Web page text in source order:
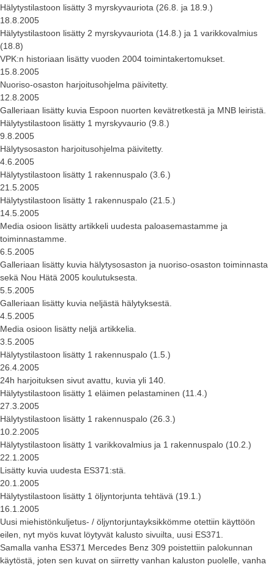
Hälytystilastoon lisätty 3 myrskyvauriota (26.8. ja 18.9.)
18.8.2005
Hälytystilastoon lisätty 2 myrskyvauriota (14.8.) ja 1 varikkovalmius
(18.8)
VPK:n historiaan lisätty vuoden 2004 toimintakertomukset.
15.8.2005
Nuoriso-osaston harjoitusohjelma päivitetty.
12.8.2005
Galleriaan lisätty kuvia Espoon nuorten kevätretkestä ja MNB leiristä.
Hälytystilastoon lisätty 1 myrskyvaurio (9.8.)
9.8.2005
Hälytysosaston harjoitusohjelma päivitetty.
4.6.2005
Hälytystilastoon lisätty 1 rakennuspalo (3.6.)
21.5.2005
Hälytystilastoon lisätty 1 rakennuspalo (21.5.)
14.5.2005
Media osioon lisätty artikkeli uudesta paloasemastamme ja
toiminnastamme.
6.5.2005
Galleriaan lisätty kuvia hälytysosaston ja nuoriso-osaston toiminnasta
sekä Nou Hätä 2005 koulutuksesta.
5.5.2005
Galleriaan lisätty kuvia neljästä hälytyksestä.
4.5.2005
Media osioon lisätty neljä artikkelia.
3.5.2005
Hälytystilastoon lisätty 1 rakennuspalo (1.5.)
26.4.2005
24h harjoituksen sivut avattu, kuvia yli 140.
Hälytystilastoon lisätty 1 eläimen pelastaminen (11.4.)
27.3.2005
Hälytystilastoon lisätty 1 rakennuspalo (26.3.)
10.2.2005
Hälytystilastoon lisätty 1 varikkovalmius ja 1 rakennuspalo (10.2.)
22.1.2005
Lisätty kuvia uudesta ES371:stä.
20.1.2005
Hälytystilastoon lisätty 1 öljyntorjunta tehtävä (19.1.)
16.1.2005
Uusi miehistönkuljetus- / öljyntorjuntayksikkömme otettiin käyttöön
eilen, nyt myös kuvat löytyvät kalusto sivuilta, uusi ES371.
Samalla vanha ES371 Mercedes Benz 309 poistettiin palokunnan
käytöstä, joten sen kuvat on siirretty vanhan kaluston puolelle, vanha